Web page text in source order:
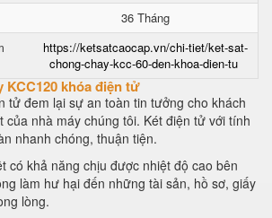
36 Tháng
https://ketsatcaocap.vn/chi-tiet/ket-sat-
chong-chay-kcc-60-den-khoa-dien-tu
KCC120 khóa điện tử
tử đem lại sự an toàn tin tưởng cho khách
của nhà máy chúng tôi. Két điện tử với tính
nhanh chóng, thuận tiện.
có khả năng chịu được nhiệt độ cao bên
làm hư hại đến những tài sản, hồ sơ, giấy
lòng.